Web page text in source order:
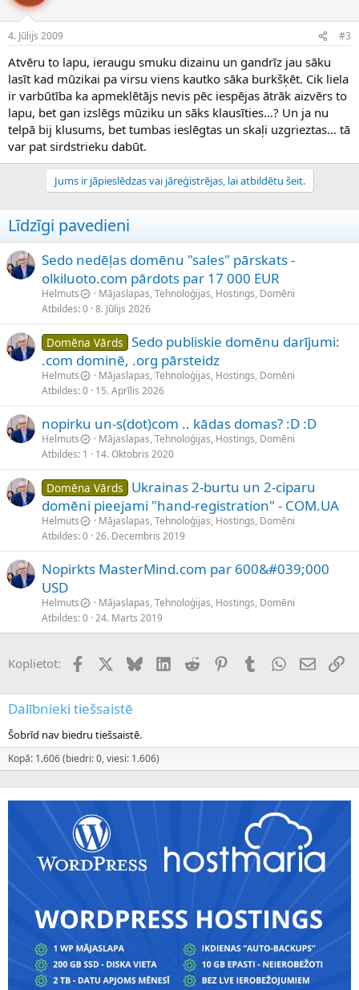
4. Jūlijs 2009 #3
Atvēru to lapu, ieraugu smuku dizainu un gandrīz jau sāku
lasīt kad mūzikai pa virsu viens kautko sāka burkšķēt. Cik liela
ir varbūtība ka apmeklētājs nevis pēc iespējas ātrāk aizvērs to
lapu, bet gan izslēgs mūziku un sāks klausīties...? Un ja nu
telpā bij klusums, bet tumbas ieslēgtas un skaļi uzgrieztas... tā
var pat sirdstrieku dabūt.
Jums ir jāpieslēdzas vai jāreģistrējas, lai atbildētu šeit.
Līdzīgi pavedieni
Sedo nedēļas domēnu "sales" pārskats -
olkiluoto.com pārdots par 17 000 EUR
Helmuts
Mājaslapas, Tehnoloģijas, Hostings, Domēni
Atbildes 0 8. Jūlijs 2026
Domēna Vārds Sedo publiskie domēnu darījumi:
.com dominē, .org pārsteidz
Helmuts
Mājaslapas, Tehnoloģijas, Hostings, Domēni
Atbildes 0 15. Aprīlis 2026
nopirku un-s(dot)com .. kādas domas? :D :D
Helmuts
Mājaslapas, Tehnoloģijas, Hostings, Domēni
Atbildes 1 14. Oktobris 2020
Domēna Vārds
Ukrainas 2-burtu un 2-ciparu
domēni pieejami "hand-registration" - COM.UA
Helmuts
Mājaslapas, Tehnoloģijas, Hostings, Domēni
Atbildes 0 26. Decembris 2019
Nopirkts MasterMind.com par 600&#039;000
USD
Helmuts
Mājaslapas, Tehnoloģijas, Hostings, Domēni
Atbildes 0 24. Marts 2019
Koplietot: FacebookX (Twitter)
BlueskyLinkedInReddit PinterestTumblrWhatsApp
E-pasts
Dalībnieki tiešsaistē
Šobrīd nav biedru tiešsaistē.
Kopā: 1.606 (biedri: 0, viesi: 1.606)